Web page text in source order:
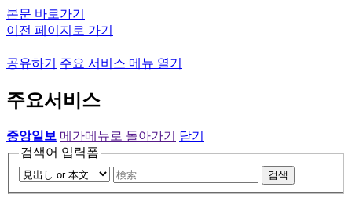
본문 바로가기
이전 페이지로 가기
공유하기 주요 서비스 메뉴 열기
주요서비스
중앙일보 메가메뉴로 돌아가기
닫기
검색어 입력폼
검색